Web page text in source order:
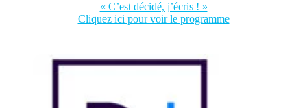
« C’est décidé, j’écris ! »
Cliquez ici pour voir le programme